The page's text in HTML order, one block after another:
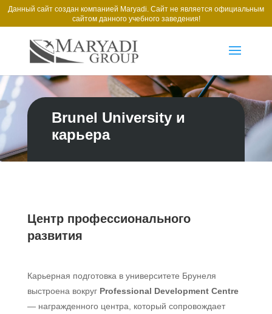
Данный сайт создан компанией Maryadi. Сайт не является официальным
сайтом данного учебного заведения!
Brunel University и
карьера
Центр профессионального
развития
Карьерная подготовка в университете Брунеля
выстроена вокруг Professional Development Centre
— награжденного центра, который сопровождает